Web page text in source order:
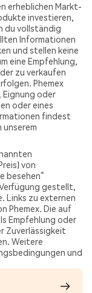
erheblichen Markt-
investieren,
du vollständig
Informationen
und stellen keine
eine Empfehlung,
zu verkaufen
Phemex
Eignung oder
oder eines
findest
unserem
von
besehen“
gestellt,
Links zu externen
Phemex. Die auf
Empfehlung oder
Zuverlässigkeit
Weitere
und